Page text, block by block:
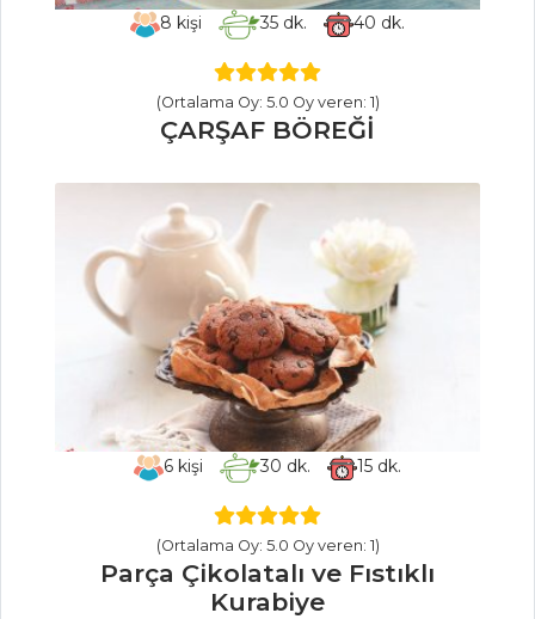
SEBZE
YEMEKLERI
Bamya Lokmaları
Zeytinyağlı
Zeytinyağlı
Kabak
Sebze Yemekleri
Tüm Tarifleri
ET YEMEKLERI
KIYMALI
BOHÇALAR
Kerevizli Kebap
Ekşili Tavuk
8 kişi 35dk. 40 dk.
(Ortalama Oy: 5.0 Oy veren: 1)
ÇARŞAF BÖREĞİ
6kişi 30 dk. 15 dk.
(Ortalama Oy: 5.0 Oy veren: 1)
Parça Çikolatalı ve Fıstıklı
Kurabiye